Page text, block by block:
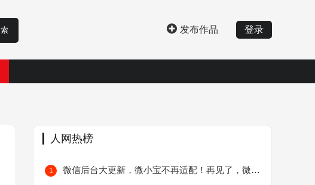
发布作品 登录
人网热榜
1 微信后台大更新，微小宝不再适配！再见了，微小宝